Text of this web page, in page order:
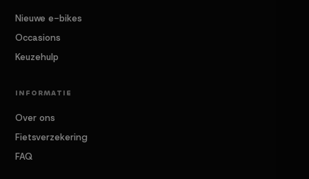
Nieuwe e-bikes
Occasions
Keuzehulp
INFORMATIE
Over ons
Fietsverzekering
FAQ